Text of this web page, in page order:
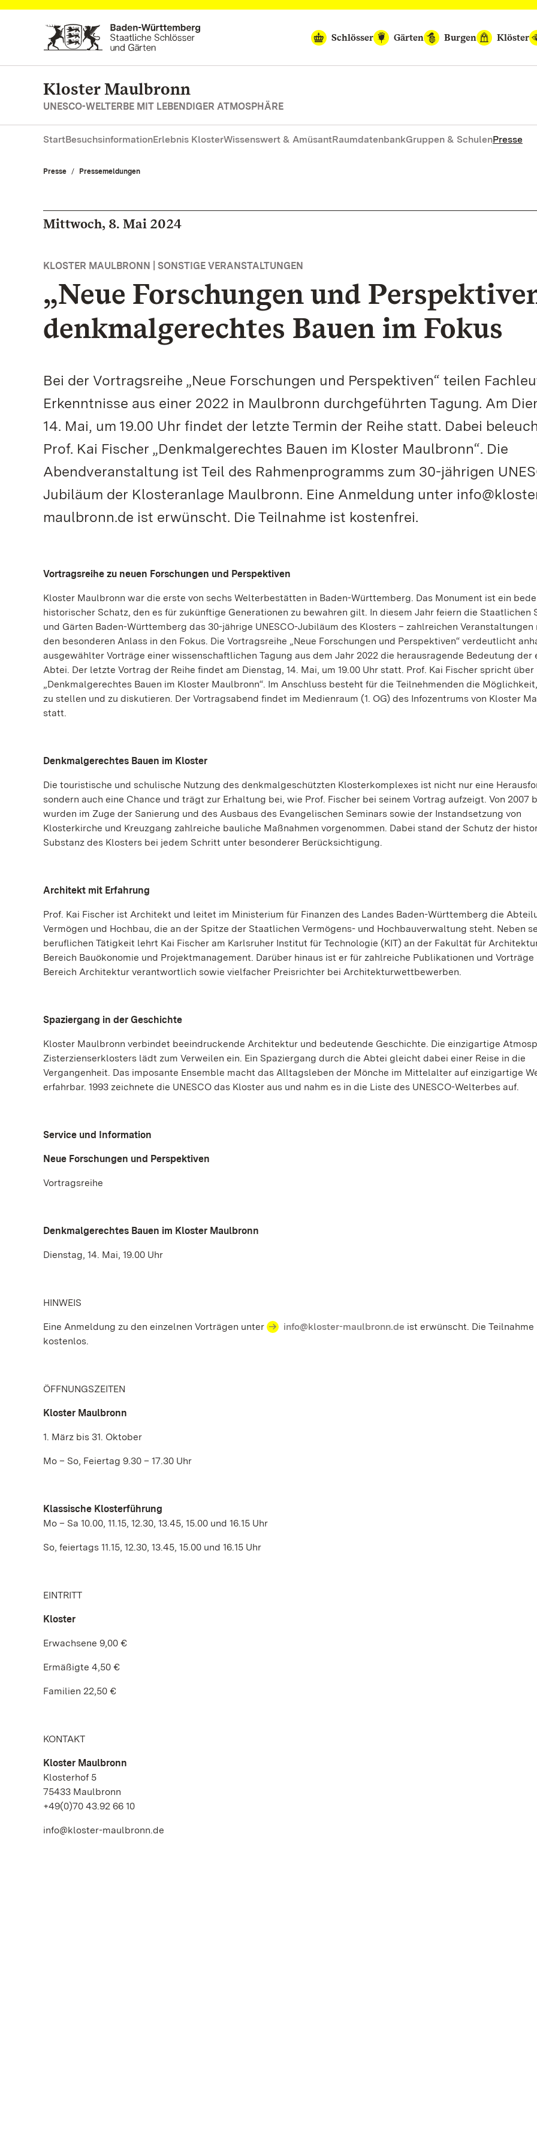
Zum Hauptinhalt springen
Schlösser
Gärten Burgen Klöster
Kloster Maulbronn
UNESCO-WELTERBE MIT LEBENDIGER ATMOSPHÄRE
StartBesuchsinformationErlebnis KlosterWissenswert & AmüsantRaumdatenbankGruppen & SchulenPresse
Presse Pressemeldungen
Mittwoch, 8. Mai 2024
KLOSTER MAULBRONN | SONSTIGE VERANSTALTUNGEN
„Neue Forschungen und
denkmalgerechtes Bauen im Fokus
Bei der Vortragsreihe „Neue Forschungen und Perspektiven“ teilen
Erkenntnisse aus einer 2022 in Maulbronn durchgeführten Tagung. Am
14. Mai, um 19.00 Uhr findet der letzte Termin der Reihe statt. Dabei
Prof. Kai Fischer „Denkmalgerechtes Bauen im Kloster Maulbronn“. Die
Abendveranstaltung ist Teil des Rahmenprogramms zum 30-jährigen
Jubiläum der Klosteranlage Maulbronn. Eine Anmeldung unter
maulbronn.de ist erwünscht. Die Teilnahme ist kostenfrei.
Vortragsreihe zu neuen Forschungen und Perspektiven
Kloster Maulbronn war die erste von sechs Welterbestätten in Baden-Württemberg. Das Monument ist ein
historischer Schatz, den es für zukünftige Generationen zu bewahren gilt. In diesem Jahr feiern die Staatlichen
und Gärten Baden-Württemberg das 30-jährige UNESCO-Jubiläum des Klosters – zahlreichen Veranstaltungen
den besonderen Anlass in den Fokus. Die Vortragsreihe „Neue Forschungen und Perspektiven“ verdeutlicht
ausgewählter Vorträge einer wissenschaftlichen Tagung aus dem Jahr 2022 die herausragende Bedeutung der
Abtei. Der letzte Vortrag der Reihe findet am Dienstag, 14. Mai, um 19.00 Uhr statt. Prof. Kai Fischer spricht über
„Denkmalgerechtes Bauen im Kloster Maulbronn“. Im Anschluss besteht für die Teilnehmenden die
zu stellen und zu diskutieren. Der Vortragsabend findet im Medienraum (1. OG) des Infozentrums von Kloster
statt.
Denkmalgerechtes Bauen im Kloster
Die touristische und schulische Nutzung des denkmalgeschützten Klosterkomplexes ist nicht nur eine
sondern auch eine Chance und trägt zur Erhaltung bei, wie Prof. Fischer bei seinem Vortrag aufzeigt. Von 2007
wurden im Zuge der Sanierung und des Ausbaus des Evangelischen Seminars sowie der Instandsetzung von
Klosterkirche und Kreuzgang zahlreiche bauliche Maßnahmen vorgenommen. Dabei stand der Schutz der
Substanz des Klosters bei jedem Schritt unter besonderer Berücksichtigung.
Architekt mit Erfahrung
Prof. Kai Fischer ist Architekt und leitet im Ministerium für Finanzen des Landes Baden-Württemberg die
Vermögen und Hochbau, die an der Spitze der Staatlichen Vermögens- und Hochbauverwaltung steht. Neben
beruflichen Tätigkeit lehrt Kai Fischer am Karlsruher Institut für Technologie (KIT) an der Fakultät für
Bereich Bauökonomie und Projektmanagement. Darüber hinaus ist er für zahlreiche Publikationen und Vorträge
Bereich Architektur verantwortlich sowie vielfacher Preisrichter bei Architekturwettbewerben.
Spaziergang in der Geschichte
Kloster Maulbronn verbindet beeindruckende Architektur und bedeutende Geschichte. Die einzigartige
Zisterzienserklosters lädt zum Verweilen ein. Ein Spaziergang durch die Abtei gleicht dabei einer Reise in die
Vergangenheit. Das imposante Ensemble macht das Alltagsleben der Mönche im Mittelalter auf einzigartige
erfahrbar. 1993 zeichnete die UNESCO das Kloster aus und nahm es in die Liste des UNESCO-Welterbes auf.
Service und Information
Neue Forschungen und Perspektiven
Vortragsreihe
Denkmalgerechtes Bauen im Kloster Maulbronn
Dienstag, 14. Mai, 19.00 Uhr
HINWEIS
Eine Anmeldung zu den einzelnen Vorträgen unter info@kloster-maulbronn.de ist erwünscht. Die Teilnahme
kostenlos.
ÖFFNUNGSZEITEN
Kloster Maulbronn
1. März bis 31. Oktober
Mo – So, Feiertag 9.30 – 17.30 Uhr
Klassische Klosterführung
Mo – Sa 10.00, 11.15, 12.30, 13.45, 15.00 und 16.15 Uhr
So, feiertags 11.15, 12.30, 13.45, 15.00 und 16.15 Uhr
EINTRITT
Kloster
Erwachsene 9,00 €
Ermäßigte 4,50 €
Familien 22,50 €
KONTAKT
Kloster Maulbronn
Klosterhof 5
75433 Maulbronn
+49(0)70 43.92 66 10
info@kloster-maulbronn.de